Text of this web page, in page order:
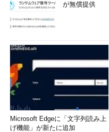
が無償提供
Microsoft Edgeに「文字列読み上
げ機能」が新たに追加